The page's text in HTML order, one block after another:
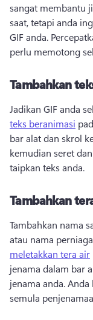
sangat membantu
saat, tetapi anda
GIF anda.
perlu memotong
Tambahkan
Jadikan GIF anda
teks beranimasi
bar alat dan skrol
kemudian seret
taipkan teks anda.
Tambahkan
Tambahkan nama
atau nama
meletakkan tera air
jenama dalam bar
jenama anda. Anda
semula